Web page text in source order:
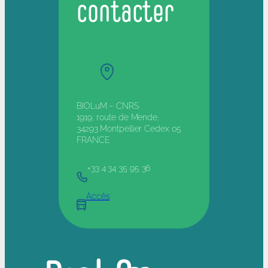
contacter
BIOLuM – CNRS
1919, route de Mende,
34293 Montpellier Cedex 05
FRANCE
+33 4 34 35 95 36
Accès